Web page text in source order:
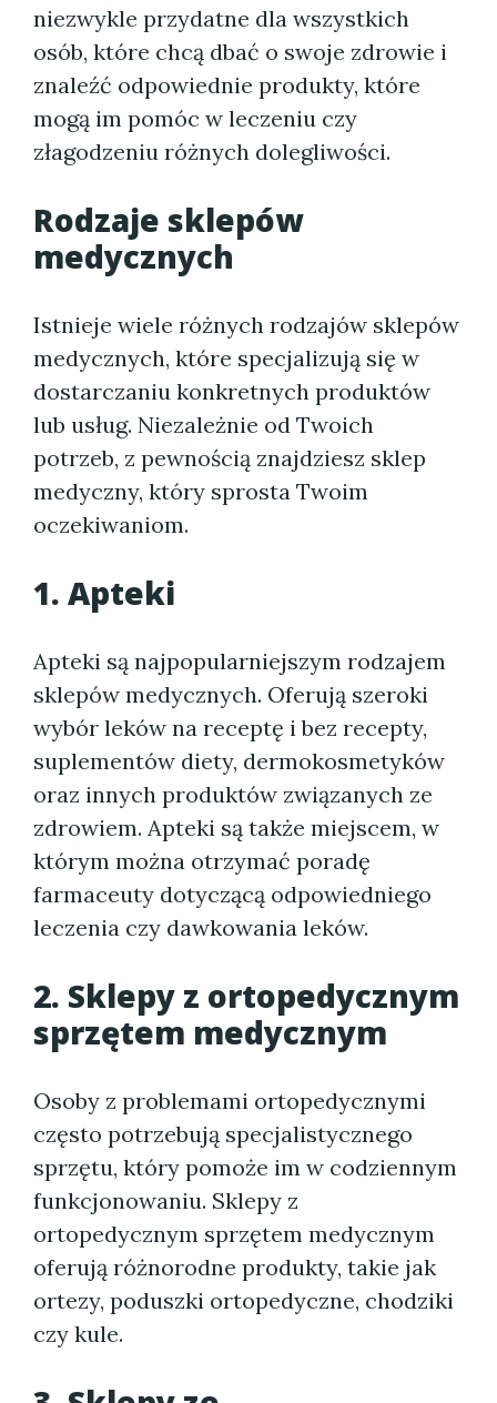
niezwykle przydatne dla wszystkich
osób, które chcą dbać o swoje zdrowie i
znaleźć odpowiednie produkty, które
mogą im pomóc w leczeniu czy
złagodzeniu różnych dolegliwości.
Rodzaje sklepów
medycznych
Istnieje wiele różnych rodzajów sklepów
medycznych, które specjalizują się w
dostarczaniu konkretnych produktów
lub usług. Niezależnie od Twoich
potrzeb, z pewnością znajdziesz sklep
medyczny, który sprosta Twoim
oczekiwaniom.
1. Apteki
Apteki są najpopularniejszym rodzajem
sklepów medycznych. Oferują szeroki
wybór leków na receptę i bez recepty,
suplementów diety, dermokosmetyków
oraz innych produktów związanych ze
zdrowiem. Apteki są także miejscem, w
którym można otrzymać poradę
farmaceuty dotyczącą odpowiedniego
leczenia czy dawkowania leków.
2. Sklepy z ortopedycznym
sprzętem medycznym
Osoby z problemami ortopedycznymi
często potrzebują specjalistycznego
sprzętu, który pomoże im w codziennym
funkcjonowaniu. Sklepy z
ortopedycznym sprzętem medycznym
oferują różnorodne produkty, takie jak
ortezy, poduszki ortopedyczne, chodziki
czy kule.